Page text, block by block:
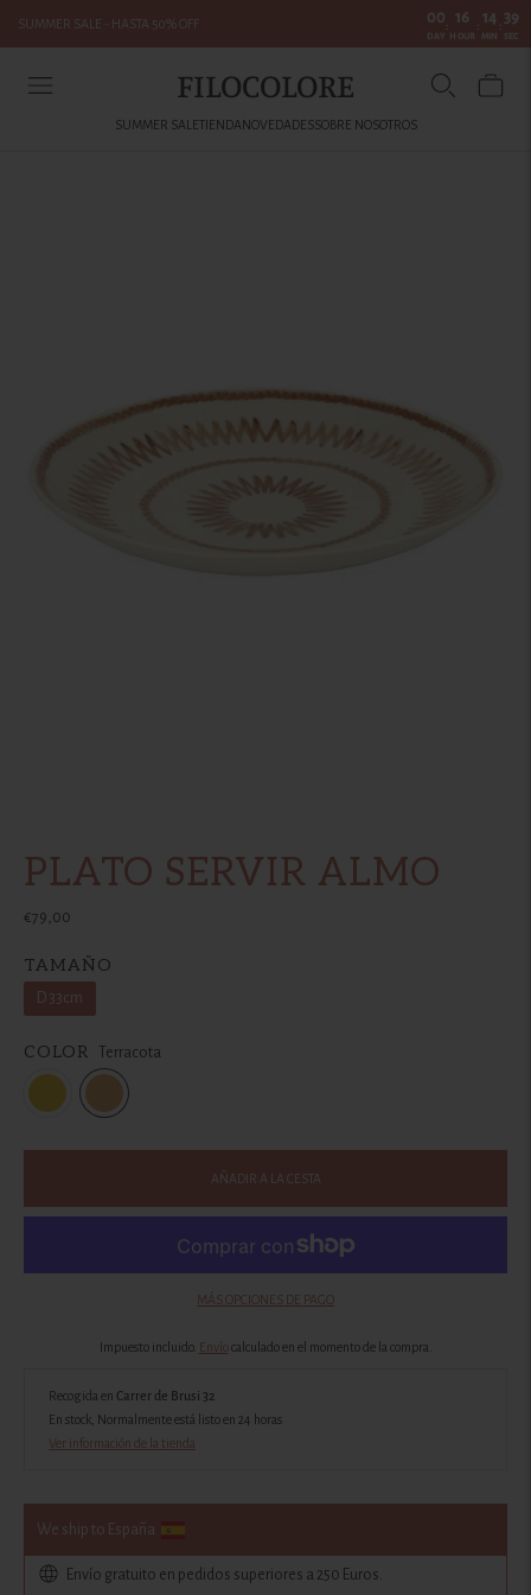
SUMMER SALE - HASTA 50% OFF 00
DAY
: 16
HOUR
: 14
MIN
: 39
SEC
FILOCOLORE
SUMMER SALETIENDANOVEDADESSOBRE NOSOTROS
PLATO SERVIR ALMO
€79,00
TAMAÑO
D 33cm
COLOR Terracota
AÑADIR A LA CESTA
MÁS OPCIONES DE PAGO
Impuesto incluido. Envíocalculado en el momento de la compra.
Recogida en Carrer de Brusi 32
En stock, Normalmente está listo en 24 horas
Ver información de la tienda
We ship to España
Envío gratuito en pedidos superiores a 250 Euros.